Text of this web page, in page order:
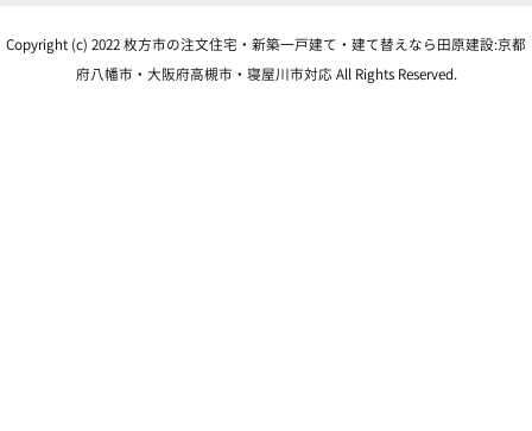
Copyright (c) 2022 枚方市の注文住宅・新築一戸建て・建て替えなら田原建設:京都
府八幡市・大阪府高槻市・寝屋川市対応 All Rights Reserved.